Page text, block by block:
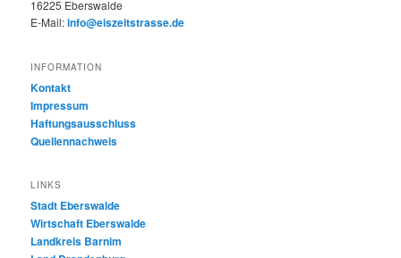
16225 Eberswalde
E-Mail:info@eiszeitstrasse.de
INFORMATION
Kontakt
Impressum
Haftungsausschluss
Quellennachweis
LINKS
Stadt Eberswalde
Wirtschaft Eberswalde
Landkreis Barnim